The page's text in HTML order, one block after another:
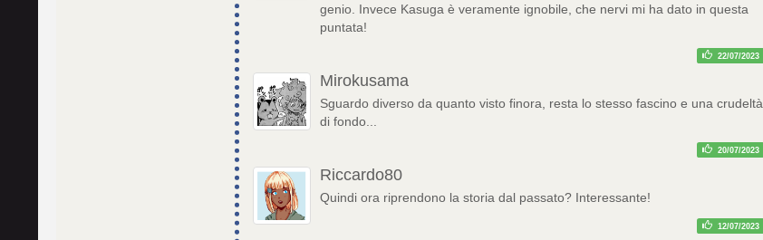
genio. Invece Kasuga è veramente ignobile, che nervi mi ha dato in questa
puntata!
22/07/2023
Mirokusama
Sguardo diverso da quanto visto finora, resta lo stesso fascino e una crudeltà
di fondo...
20/07/2023
Riccardo80
Quindi ora riprendono la storia dal passato? Interessante!
12/07/2023